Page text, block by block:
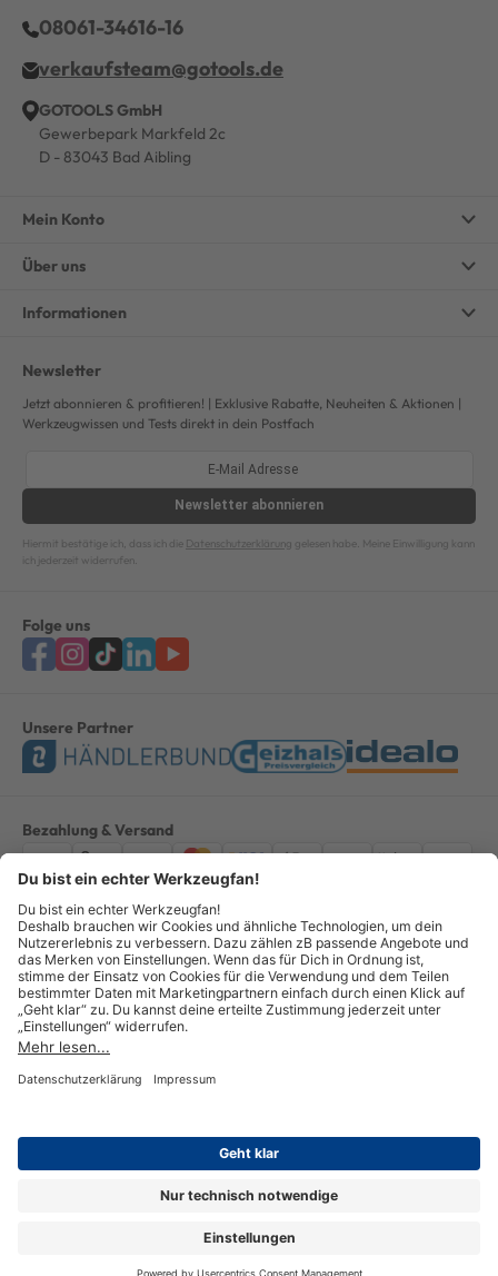
08061-34616-16
verkaufsteam@gotools.de
GOTOOLS GmbH
Gewerbepark Markfeld 2c
D - 83043 Bad Aibling
Mein Konto
Über uns
Informationen
Newsletter
Jetzt abonnieren & profitieren! | Exklusive Rabatte, Neuheiten & Aktionen |
Werkzeugwissen und Tests direkt in dein Postfach
Newsletter abonnieren
Hiermit bestätige ich, dass ich die Datenschutzerklärung gelesen habe. Meine Einwilligung kann
ich jederzeit widerrufen.
Folge uns
Unsere Partner
Bezahlung & Versand
ImpressumAGBDatenschutzWiderruf Vertrag widerrufen
Alle Preise verstehen sich inkl. ges. MwSt. *Kostenloser Versand innerhalb
Deutschlands, bei Bestellungen ab 100,00 Euro.
© Copyright 2026 GOTOOLS GmbH - Alle Rechte vorbehalten. powered by
createyourtemplate